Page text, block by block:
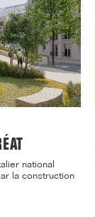
national
la construction